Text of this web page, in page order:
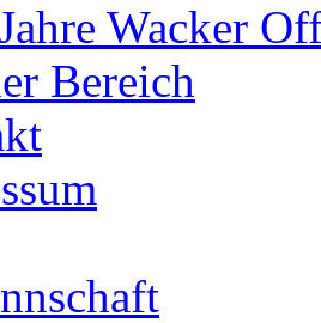
Wacker
Bereich